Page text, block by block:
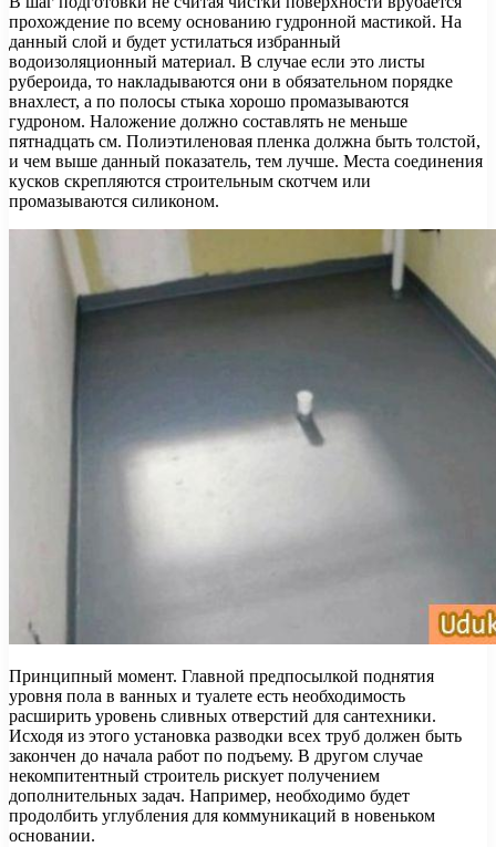
прохождение по всему основанию гудронной мастикой. На
данный слой и будет устилаться избранный
водоизоляционный материал. В случае если это листы
рубероида, то накладываются они в обязательном порядке
внахлест, а по полосы стыка хорошо промазываются
гудроном. Наложение должно составлять не меньше
пятнадцать см. Полиэтиленовая пленка должна быть толстой,
и чем выше данный показатель, тем лучше. Места соединения
кусков скрепляются строительным скотчем или
промазываются силиконом.
Принципный момент. Главной предпосылкой поднятия
уровня пола в ванных и туалете есть необходимость
расширить уровень сливных отверстий для сантехники.
Исходя из этого установка разводки всех труб должен быть
закончен до начала работ по подъему. В другом случае
некомпитентный строитель рискует получением
дополнительных задач. Например, необходимо будет
продолбить углубления для коммуникаций в новеньком
основании.